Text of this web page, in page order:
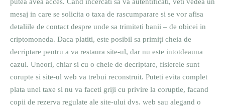
mesaj in care se solicita o taxa de rascumparare si se vor afisa
detaliile de contact despre unde sa trimiteti banii – de obicei in
criptomoneda. Daca platiti, este posibil sa primiți cheia de
decriptare pentru a va restaura site-ul, dar nu este intotdeauna
cazul. Uneori, chiar si cu o cheie de decriptare, fisierele sunt
corupte si site-ul web va trebui reconstruit. Puteti evita complet
plata unei taxe si nu va faceti griji cu privire la coruptie, facand
copii de rezerva regulate ale site-ului dvs. web sau alegand o